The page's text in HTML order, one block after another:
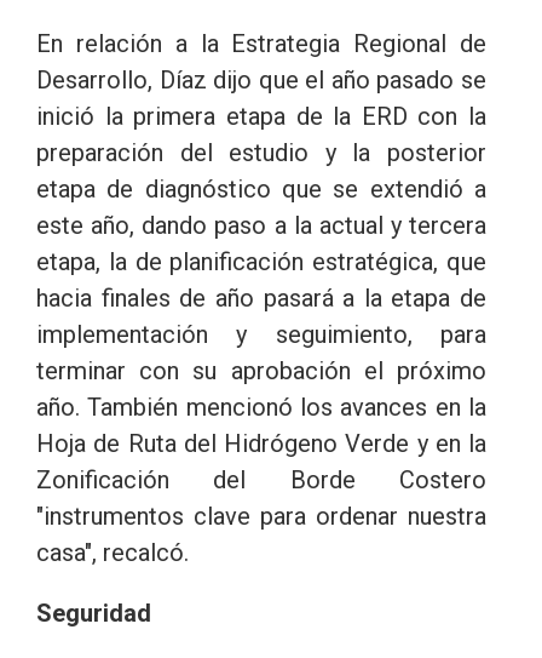
En relación a la Estrategia Regional de
Desarrollo, Díaz dijo que el año pasado se
inició la primera etapa de la ERD con la
preparación del estudio y la posterior
etapa de diagnóstico que se extendió a
este año, dando paso a la actual y tercera
etapa, la de planificación estratégica, que
hacia finales de año pasará a la etapa de
implementación y seguimiento, para
terminar con su aprobación el próximo
año. También mencionó los avances en la
Hoja de Ruta del Hidrógeno Verde y en la
Zonificación del Borde Costero
"instrumentos clave para ordenar nuestra
casa", recalcó.
Seguridad